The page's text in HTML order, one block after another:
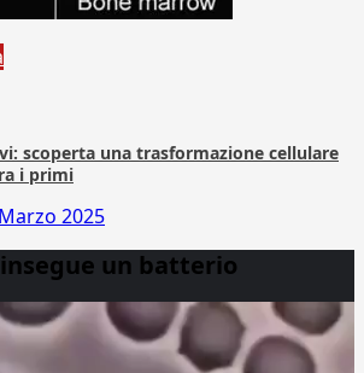
scoperta una trasformazione cellulare
i primi
2025
un batterio